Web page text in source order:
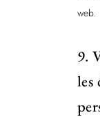
web.
9.
les